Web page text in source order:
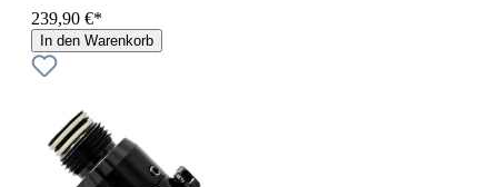
239,90 €*
In den Warenkorb